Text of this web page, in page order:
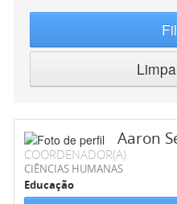
Aaron
COORDENADOR(A)
CIÊNCIAS HUMANAS
Educação